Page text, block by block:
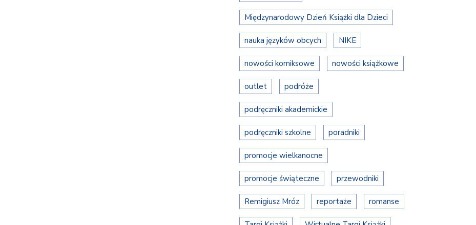
Międzynarodowy Dzień Książki dla Dzieci
nauka języków obcych NIKE
nowości komiksowe nowości książkowe
outlet podróże
podręczniki akademickie
podręczniki szkolne poradniki
promocje wielkanocne
promocje świąteczne przewodniki
Remigiusz Mróz reportaże romanse